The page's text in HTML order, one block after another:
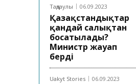
Таңдаулы 06.09.2023
Қазақстандықтар
қандай салықтан
босатылады?
Министр жауап
берді
Uakyt Stories 06.09.2023